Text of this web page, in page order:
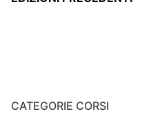
CATEGORIE CORSI